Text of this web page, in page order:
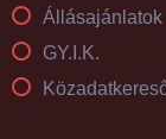
Állásajánlatok
GY.I.K.